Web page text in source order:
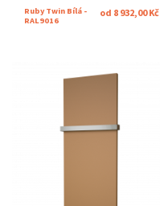
Ruby Twin Bílá -
RAL9016
od 8 932,00 Kč